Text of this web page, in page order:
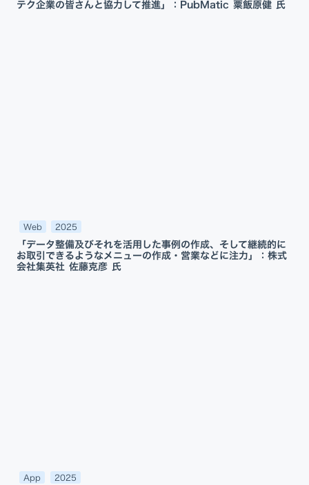
テク企業の皆さんと協力して推進」：PubMatic 粟飯原健 氏
Web 2025
「データ整備及びそれを活用した事例の作成、そして継続的に
お取引できるようなメニューの作成・営業などに注力」：株式
会社集英社 佐藤克彦 氏
App 2025